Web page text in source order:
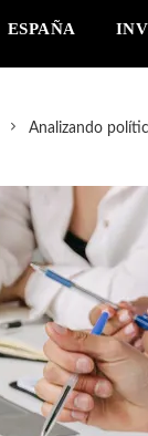
ESPAÑA
Analizando